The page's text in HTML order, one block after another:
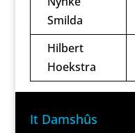
Smilda
Hilbert
Hoekstra
It Damshûs